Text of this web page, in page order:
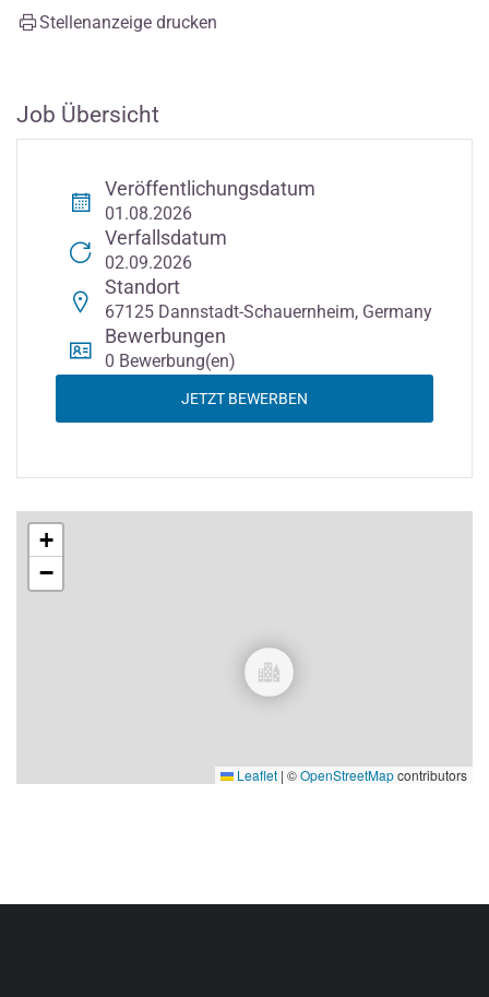
Stellenanzeige drucken
Job Übersicht
Veröffentlichungsdatum
01.08.2026
Verfallsdatum
02.09.2026
Standort
67125 Dannstadt-Schauernheim, Germany
Bewerbungen
0 Bewerbung(en)
JETZT BEWERBEN
+
−
Leaflet | ©OpenStreetMapcontributors